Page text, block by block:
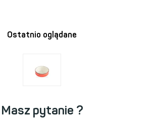
Ostatnio oglądane
Masz pytanie ?